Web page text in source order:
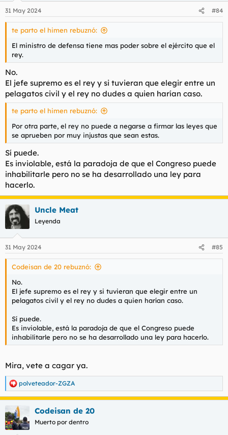
31 May 2024 #84
te parto el himen rebuznó:
El ministro de defensa tiene mas poder sobre el ejército que el
rey.
No.
El jefe supremo es el rey y si tuvieran que elegir entre un
pelagatos civil y el rey no dudes a quien harían caso.
te parto el himen rebuznó:
Por otra parte, el rey no puede a negarse a firmar las leyes que
se aprueben por muy injustas que sean estas.
Sí puede.
Es inviolable, está la paradoja de que el Congreso puede
inhabilitarle pero no se ha desarrollado una ley para
hacerlo.
Uncle Meat
Leyenda
31 May 2024 #85
Codeisan de 20 rebuznó:
No.
El jefe supremo es el rey y si tuvieran que elegir entre un
pelagatos civil y el rey no dudes a quien harían caso.
Sí puede.
Es inviolable, está la paradoja de que el Congreso puede
inhabilitarle pero no se ha desarrollado una ley para hacerlo.
Mira, vete a cagar ya.
R
e
a
c
c
i
polveteador-ZGZA
Codeisan de 20
Muerto por dentro